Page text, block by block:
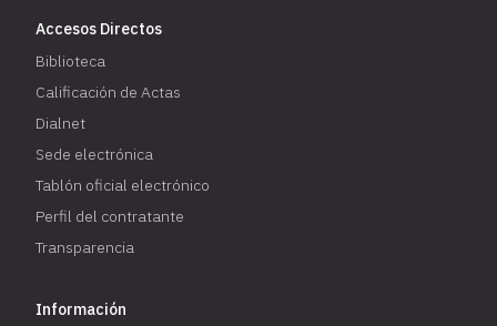
Accesos Directos
Biblioteca
Calificación de Actas
Dialnet
Sede electrónica
Tablón oficial electrónico
Perfil del contratante
Transparencia
Información